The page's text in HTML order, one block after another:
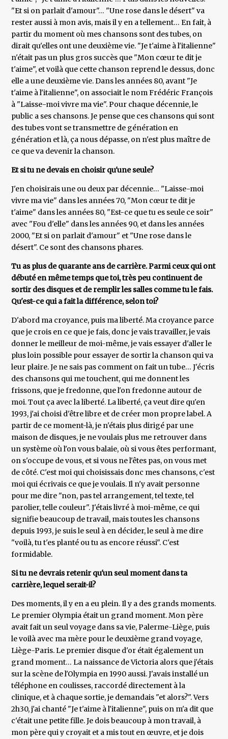
"Et si on parlait d'amour"… "Une rose dans le désert" va
rester aussi à mon avis, mais il y en a tellement… En fait, à
partir du moment où mes chansons sont des tubes, on
dirait qu'elles ont une deuxième vie. "Je t'aime à l'italienne"
n'était pas un plus gros succès que "Mon cœur te dit je
t'aime", et voilà que cette chanson reprend le dessus, donc
elle a une deuxième vie. Dans les années 80, avant "Je
t'aime à l'italienne", on associait le nom Frédéric François
à "Laisse-moi vivre ma vie". Pour chaque décennie, le
public a ses chansons. Je pense que ces chansons qui sont
des tubes vont se transmettre de génération en
génération et là, ça nous dépasse, on n'est plus maître de
ce que va devenir la chanson.
Et si tu ne devais en choisir qu'une seule?
J'en choisirais une ou deux par décennie… "Laisse-moi
vivre ma vie" dans les années 70, "Mon cœur te dit je
t'aime" dans les années 80, "Est-ce que tu es seule ce soir"
avec "Fou d'elle" dans les années 90, et dans les années
2000, "Et si on parlait d'amour" et "Une rose dans le
désert". Ce sont des chansons phares.
Tu as plus de quarante ans de carrière. Parmi ceux qui ont
débuté en même temps que toi, très peu continuent de
sortir des disques et de remplir les salles comme tu le fais.
Qu'est-ce qui a fait la différence, selon toi?
D'abord ma croyance, puis ma liberté. Ma croyance parce
que je crois en ce que je fais, donc je vais travailler, je vais
donner le meilleur de moi-même, je vais essayer d'aller le
plus loin possible pour essayer de sortir la chanson qui va
leur plaire. Je ne sais pas comment on fait un tube… J'écris
des chansons qui me touchent, qui me donnent les
frissons, que je fredonne, que l'on fredonne autour de
moi. Tout ça avec la liberté. La liberté, ça veut dire qu'en
1993, j'ai choisi d'être libre et de créer mon propre label. A
partir de ce moment-là, je n'étais plus dirigé par une
maison de disques, je ne voulais plus me retrouver dans
un système où l'on vous balaie, où si vous êtes performant,
on s'occupe de vous, et si vous ne l'êtes pas, on vous met
de côté. C'est moi qui choisissais donc mes chansons, c'est
moi qui écrivais ce que je voulais. Il n'y avait personne
pour me dire "non, pas tel arrangement, tel texte, tel
parolier, telle couleur". J'étais livré à moi-même, ce qui
signifie beaucoup de travail, mais toutes les chansons
depuis 1993, je suis le seul à en décider, le seul à me dire
"voilà, tu t'es planté ou tu as encore réussi". C'est
formidable.
Si tu ne devrais retenir qu'un seul moment dans ta
carrière, lequel serait-il?
Des moments, il y en a eu plein. Il y a des grands moments.
Le premier Olympia était un grand moment. Mon père
avait fait un seul voyage dans sa vie, Palerme-Liège, puis
le voilà avec ma mère pour le deuxième grand voyage,
Liège-Paris. Le premier disque d'or était également un
grand moment… La naissance de Victoria alors que j'étais
sur la scène de l'Olympia en 1990 aussi. J'avais installé un
téléphone en coulisses, raccordé directement à la
clinique, et à chaque sortie, je demandais "et alors?". Vers
2h30, j'ai chanté "Je t'aime à l'italienne", puis on m'a dit que
c'était une petite fille. Je dois beaucoup à mon travail, à
mon père qui y croyait et a mis tout en œuvre, et je dois